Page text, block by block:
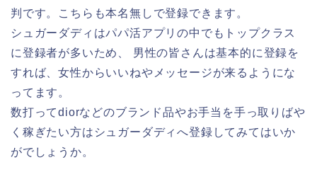
判です。こちらも本名無しで登録できます。
シュガーダディはパパ活アプリの中でもトップクラス
に登録者が多いため、 男性の皆さんは基本的に登録を
すれば、女性からいいねやメッセージが来るようにな
ってます。
数打ってdiorなどのブランド品やお手当を手っ取りばや
く稼ぎたい方はシュガーダディへ登録してみてはいか
がでしょうか。